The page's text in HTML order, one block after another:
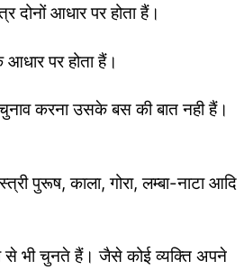
दोनों आधार पर होता हैं।
आधार पर होता हैं।
चुनाव करना उसके बस की बात नही हैं।
पुरूष, काला, गोरा, लम्बा-नाटा आदि
से भी चुनते हैं। जैसे कोई व्यक्ति अपने